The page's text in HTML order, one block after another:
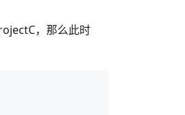
，那么此时